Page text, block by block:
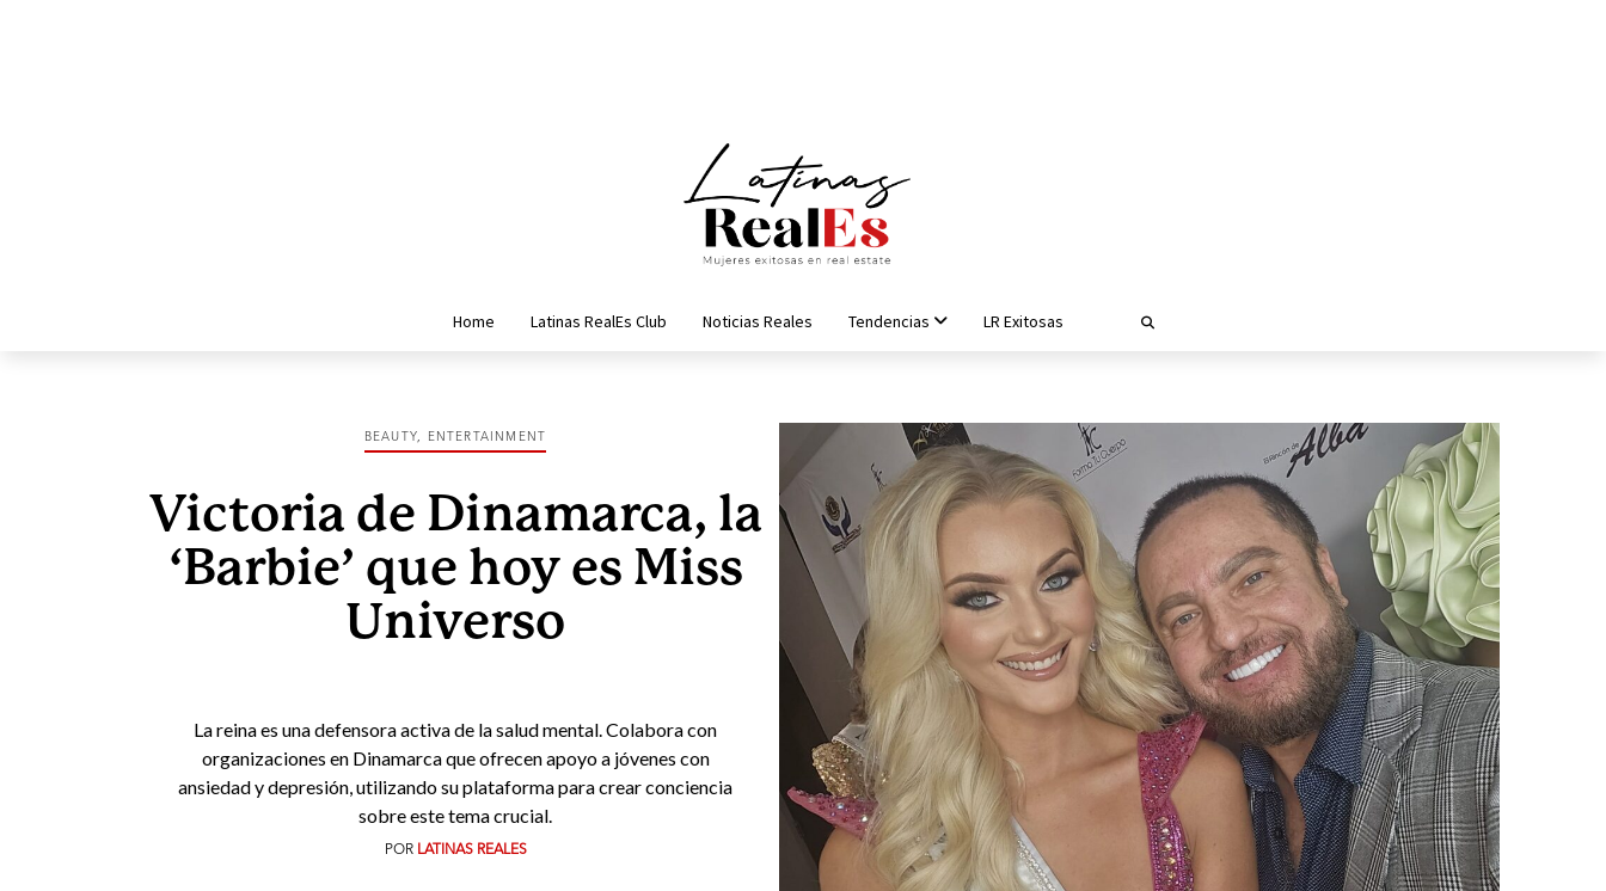
Home Latinas RealEs Club Noticias Reales Tendencias LR Exitosas
BEAUTY ENTERTAINMENT
Victoria de Dinamarca, la
‘Barbie’ que hoy es Miss
Universo
La reina es una defensora activa de la salud mental. Colabora con
organizaciones en Dinamarca que ofrecen apoyo a jóvenes con
ansiedad y depresión, utilizando su plataforma para crear conciencia
sobre este tema crucial.
POR LATINAS REALES